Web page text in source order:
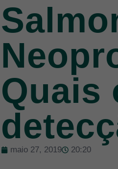
Quais
maio 27, 2019 20:20